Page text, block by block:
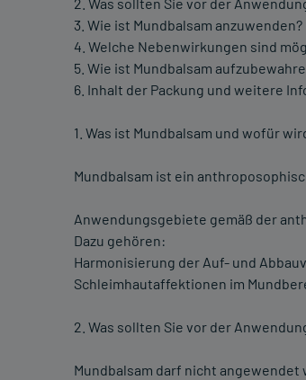
2. Was sollten Sie vor der
3. Wie ist Mundbalsam anzuwenden?
4. Welche Nebenwirkungen sind
5. Wie ist Mundbalsam
6. Inhalt der Packung und weitere
1. Was ist Mundbalsam und wofür
Mundbalsam ist ein
Anwendungsgebiete gemäß der
Dazu gehören:
Harmonisierung der Auf- und
Schleimhautaffektionen im
2. Was sollten Sie vor der
Mundbalsam darf nicht angewendet